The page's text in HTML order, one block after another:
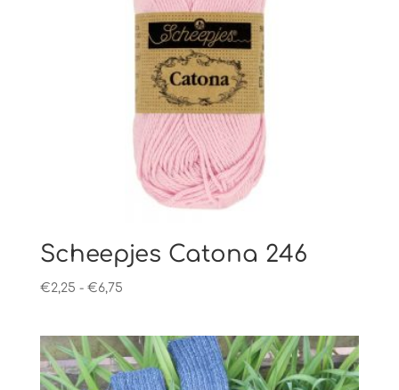
Scheepjes Catona 246
€2,25 - €6,75Prijsklasse:
€6,75